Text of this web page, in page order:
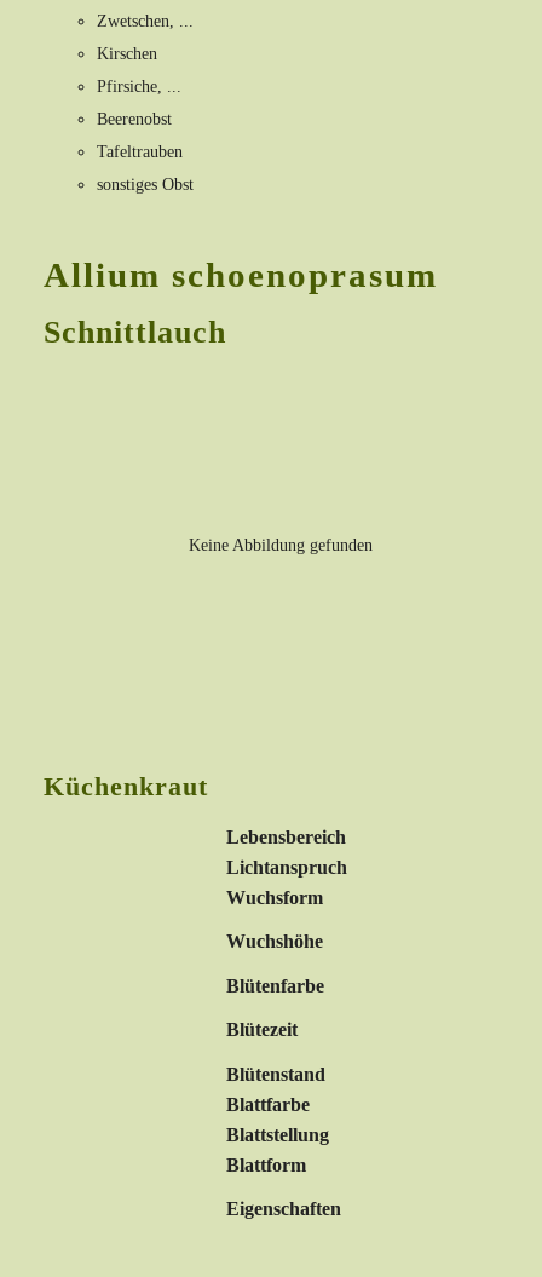
Zwetschen, ...
Kirschen
Pfirsiche, ...
Beerenobst
Tafeltrauben
sonstiges Obst
Allium schoenoprasum
Schnittlauch
Küchenkraut
Lebensbereich
Lichtanspruch
Wuchsform
Wuchshöhe
Blütenfarbe
Blütezeit
Blütenstand
Blattfarbe
Blattstellung
Blattform
Eigenschaften